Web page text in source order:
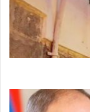
բ
ե
ք
«
Ո